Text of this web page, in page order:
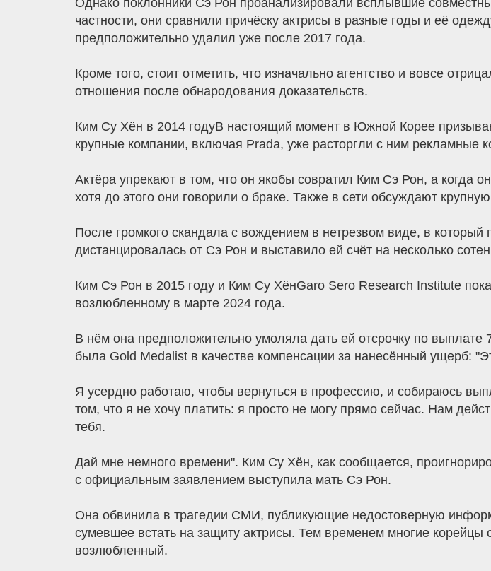
Однако поклонники Сэ Рон проанализировали всплывшие
частности, они сравнили причёску актрисы в разные годы и её
предположительно удалил уже после 2017 года.
Кроме того, стоит отметить, что изначально агентство и вовсе
отношения после обнародования доказательств.
Ким Су Хён в 2014 годуВ настоящий момент в Южной Корее
крупные компании, включая Prada, уже расторгли с ним рекламные
Актёра упрекают в том, что он якобы совратил Ким Сэ Рон, а когда
хотя до этого они говорили о браке. Также в сети обсуждают
После громкого скандала с вождением в нетрезвом виде, в который
дистанцировалась от Сэ Рон и выставило ей счёт на несколько
Ким Сэ Рон в 2015 году и Ким Су ХёнGaro Sero Research Institute
возлюбленному в марте 2024 года.
В нём она предположительно умоляла дать ей отсрочку по
была Gold Medalist в качестве компенсации за нанесённый ущерб:
Я усердно работаю, чтобы вернуться в профессию, и собираюсь
том, что я не хочу платить: я просто не могу прямо сейчас. Нам
тебя.
Дай мне немного времени". Ким Су Хён, как сообщается,
с официальным заявлением выступила мать Сэ Рон.
Она обвинила в трагедии СМИ, публикующие недостоверную
сумевшее встать на защиту актрисы. Тем временем многие
возлюбленный.